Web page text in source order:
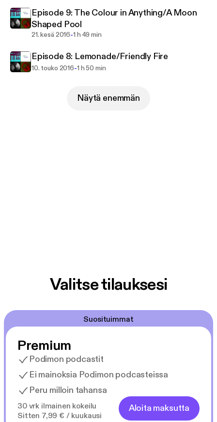
Episode 9: The Colour in Anything/A Moon
Shaped Pool
21. kesä 2016-1 h 49 min
Episode 8: Lemonade/Friendly Fire
10. touko 2016-1 h 50 min
Näytä enemmän
Valitse tilauksesi
Suosituimmat
Premium
Podimon podcastit
Ei mainoksia Podimon podcasteissa
Peru milloin tahansa
30 vrk ilmainen kokeilu
Sitten 7,99 € / kuukausi
Aloita maksutta